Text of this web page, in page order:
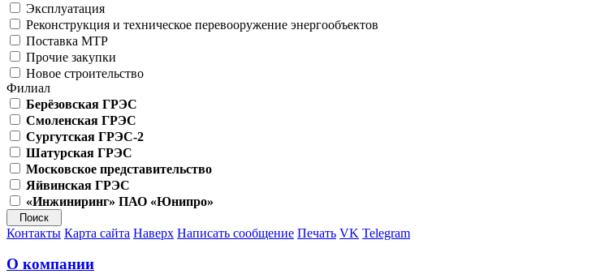
Эксплуатация
Реконструкция и техническое перевооружение энергообъектов
Поставка МТР
Прочие закупки
Новое строительство
Филиал
Берёзовская ГРЭС
Смоленская ГРЭС
Сургутская ГРЭС-2
Шатурская ГРЭС
Московское представительство
Яйвинская ГРЭС
«Инжиниринг» ПАО «Юнипро»
Контакты Карта сайта Наверх Написать сообщение Печать VK Telegram
О компании